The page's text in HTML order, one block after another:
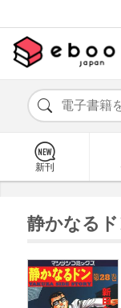
新刊
静かなる